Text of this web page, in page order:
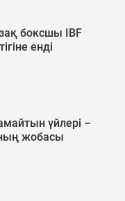
боксшы IBF
енді
үйлері –
жобасы